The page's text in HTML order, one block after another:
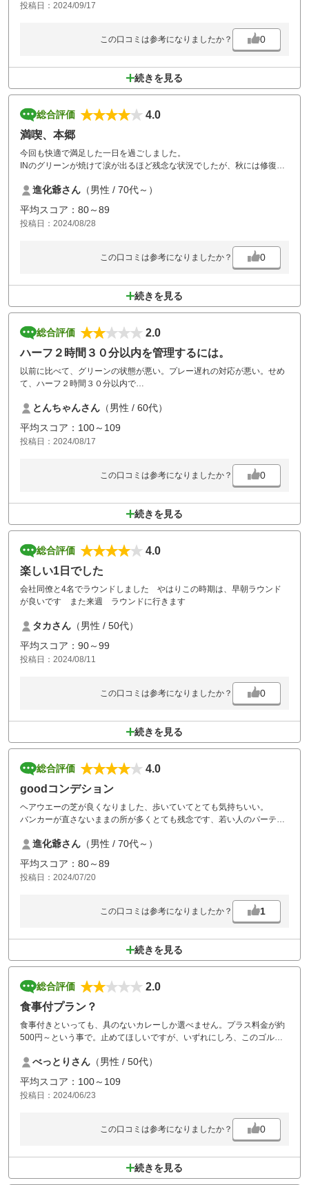
投稿日：2024/09/17
この口コミは参考になりましたか？ 0
続きを見る
総合評価
4.0
満喫、本郷
今回も快適で満足した一日を過ごしました。
INのグリーンが焼けて涙が出るほど残念な状況でしたが、秋には修復す
宜しくお願いします。
進化爺さん （男性 / 70代～）
平均スコア：80～89
投稿日：2024/08/28
この口コミは参考になりましたか？ 0
続きを見る
総合評価
2.0
ハーフ２時間３０分以内を管理するには。
以前に比べて、グリーンの状態が悪い。プレー遅れの対応が悪い。せめ
て、ハーフ２時間３０分以内で
つのは？
とんちゃんさん （男性 / 60代）
平均スコア：100～109
投稿日：2024/08/17
この口コミは参考になりましたか？ 0
続きを見る
総合評価
4.0
楽しい1日でした
会社同僚と4名でラウンドしました やはりこの時期は、早朝ラウンド
が良いです また来週 ラウンドに行きます
タカさん （男性 / 50代）
平均スコア：90～99
投稿日：2024/08/11
この口コミは参考になりましたか？ 0
続きを見る
総合評価
4.0
goodコンデション
ヘアウエーの芝が良くなりました、歩いていてとても気持ちいい。
バンカーが直さないままの所が多くとても残念です、若い人のパーティ
時に口頭で「バンカー脱出後はレーキで直して下さい」と注意してはど
うでしょう。
進化爺さん （男性 / 70代～）
平均スコア：80～89
投稿日：2024/07/20
この口コミは参考になりましたか？ 1
続きを見る
総合評価
2.0
食事付プラン？
食事付きといっても、具のないカレーしか選べません。プラス料金が約
500円～という事で。止めてほしいですが、いずれにしろ、このゴルフ
べっとりさん （男性 / 50代）
平均スコア：100～109
投稿日：2024/06/23
この口コミは参考になりましたか？ 0
続きを見る